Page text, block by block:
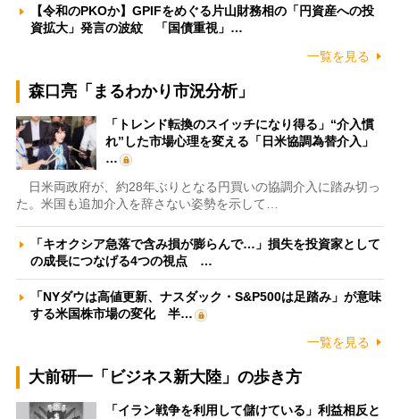
【令和のPKOか】GPIFをめぐる片山財務相の「円資産への投
資拡大」発言の波紋 「国債重視」…
一覧を見る
森口亮「まるわかり市況分析」
「トレンド転換のスイッチになり得る」“介入慣
れ”した市場心理を変える「日米協調為替介入」
…
日米両政府が、約28年ぶりとなる円買いの協調介入に踏み切っ
た。米国も追加介入を辞さない姿勢を示して…
「キオクシア急落で含み損が膨らんで…」損失を投資家として
の成長につなげる4つの視点 …
「NYダウは高値更新、ナスダック・S&P500は足踏み」が意味
する米国株市場の変化 半…
一覧を見る
大前研一「ビジネス新大陸」の歩き方
「イラン戦争を利用して儲けている」利益相反と